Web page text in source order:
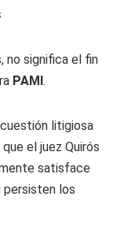
no significa el fin
PAMI.
litigiosa
el juez Quirós
satisface
persisten los